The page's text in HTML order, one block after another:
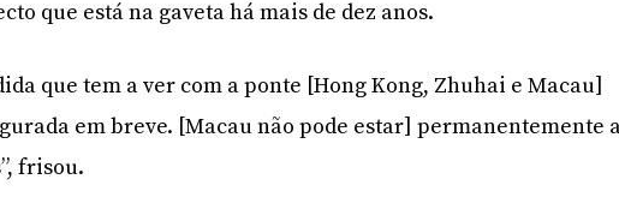
que está na gaveta há mais de dez anos.
que tem a ver com a ponte [Hong Kong, Zhuhai e Macau]
em breve. [Macau não pode estar] permanentemente
frisou.